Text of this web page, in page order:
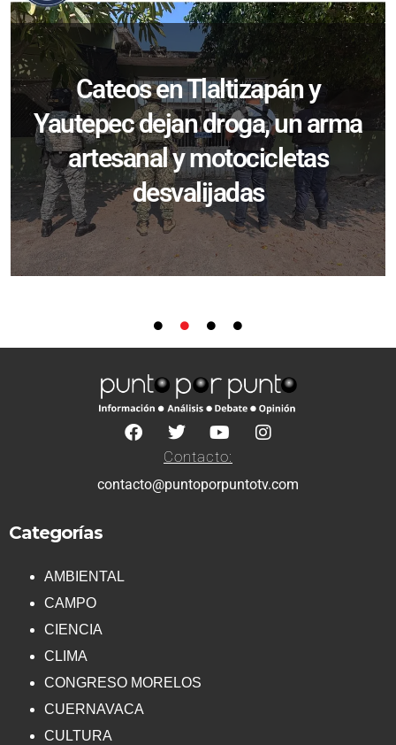
Cateos en Tlaltizapán y
Yautepec dejan droga, un arma
artesanal y motocicletas
desvalijadas
Contacto:
contacto@puntoporpuntotv.com
Categorías
AMBIENTAL
CAMPO
CIENCIA
CLIMA
CONGRESO MORELOS
CUERNAVACA
CULTURA